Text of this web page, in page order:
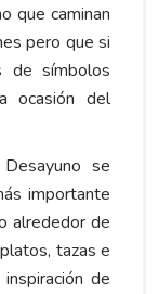
que caminan
pero que si
de símbolos
ocasión del
se
importante
alrededor de
tazas e
de